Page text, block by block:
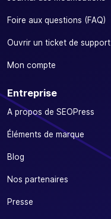
Foire aux questions (FAQ)
Ouvrir un ticket de support
Mon compte
Entreprise
A propos de SEOPress
Éléments de marque
Blog
Nos partenaires
Presse